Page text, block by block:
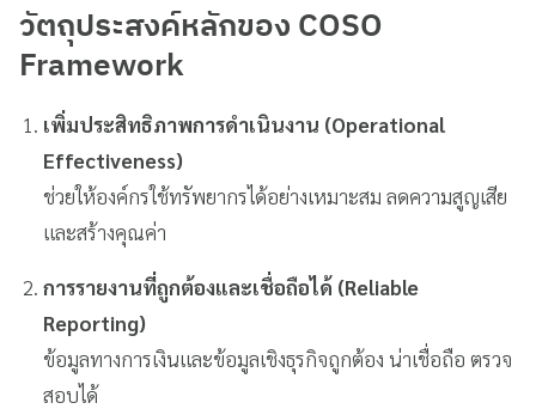
วัตถุประสงค์หลักของ COSO
Framework
เพิ่มประสิทธิภาพการดำเนินงาน (Operational
Effectiveness)
ช่วยให้องค์กรใช้ทรัพยากรได้อย่างเหมาะสม ลดความสูญเสีย
และสร้างคุณค่า
การรายงานที่ถูกต้องและเชื่อถือได้ (Reliable
Reporting)
ข้อมูลทางการเงินและข้อมูลเชิงธุรกิจถูกต้อง น่าเชื่อถือ ตรวจ
สอบได้